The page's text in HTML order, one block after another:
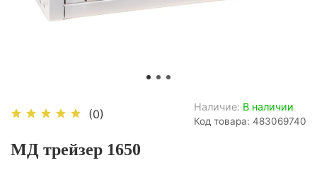
(0)
Наличие: В наличии
Код товара: 483069740
МД трейзер 1650